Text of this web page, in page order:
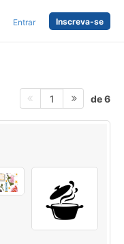
Entrar Inscreva-se
1 de 6